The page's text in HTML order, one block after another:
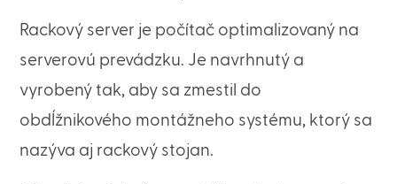
Rackový server je počítač optimalizovaný na
serverovú prevádzku. Je navrhnutý a
vyrobený tak, aby sa zmestil do
obdĺžnikového montážneho systému, ktorý sa
nazýva aj rackový stojan.